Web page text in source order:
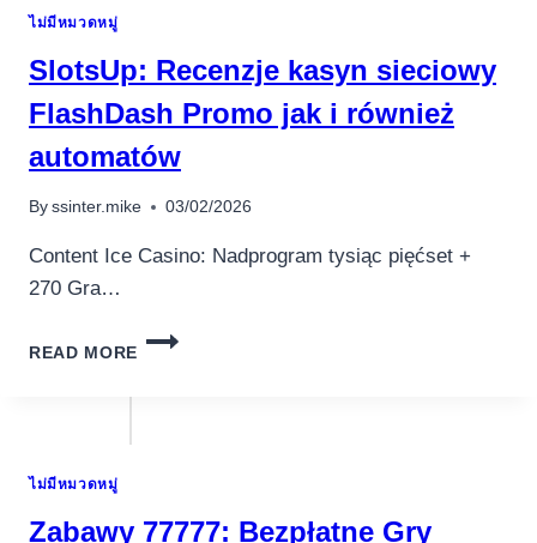
หูฟัง
ลำโพง
ไม่มีหมวดหมู่
SlotsUp: Recenzje kasyn sieciowy
FlashDash Promo jak i również
automatów
By ssinter.mike 03/02/2026
Content Ice Casino: Nadprogram tysiąc pięćset +
270 Gra…
READ MORE
SLOTSUP:
RÓWNIEŻ
ไม่มีหมวดหมู่
Zabawy 77777: Bezpłatne Gry